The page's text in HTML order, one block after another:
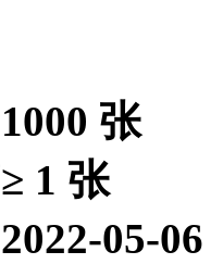
1000 张
≥ 1 张
2022-05-06